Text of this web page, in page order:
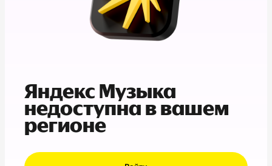
Яндекс Музыка
недоступна в вашем
регионе